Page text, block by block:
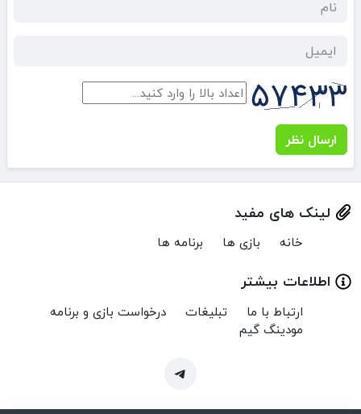
ارسال نظر
لینک های مفید
خانه بازی ها برنامه ها
اطلاعات بیشتر
ارتباط با ما تبلیغات
درخواست بازی و برنامه
مودینگ گیم